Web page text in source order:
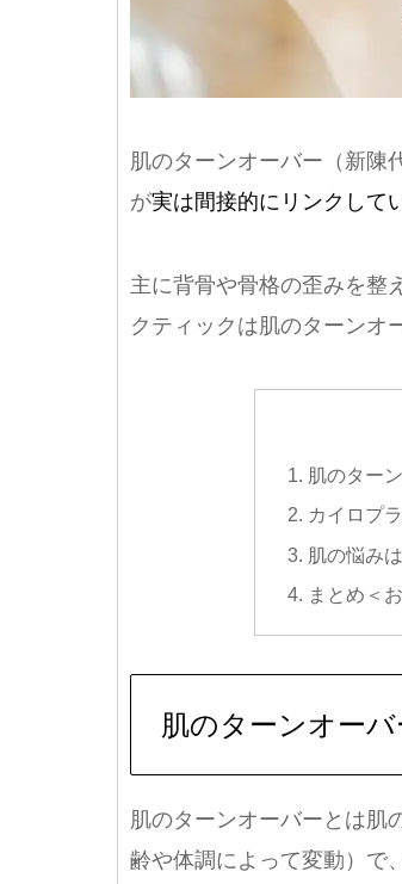
肌のターンオーバー（新陳
が実は間接的にリンクして
主に背骨や骨格の歪みを整
クティックは肌のターンオ
肌のター
カイロプ
肌の悩み
まとめ＜
肌のターンオーバ
肌のターンオーバーとは肌
齢や体調によって変動）で